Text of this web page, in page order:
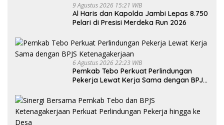
9 Agustus 2026 15:21 WIB
Al Haris dan Kapolda Jambi Lepas 8.750
Pelari di Presisi Merdeka Run 2026
6 Agustus 2026 22:23 WIB
Pemkab Tebo Perkuat Perlindungan
Pekerja Lewat Kerja Sama dengan BPJS